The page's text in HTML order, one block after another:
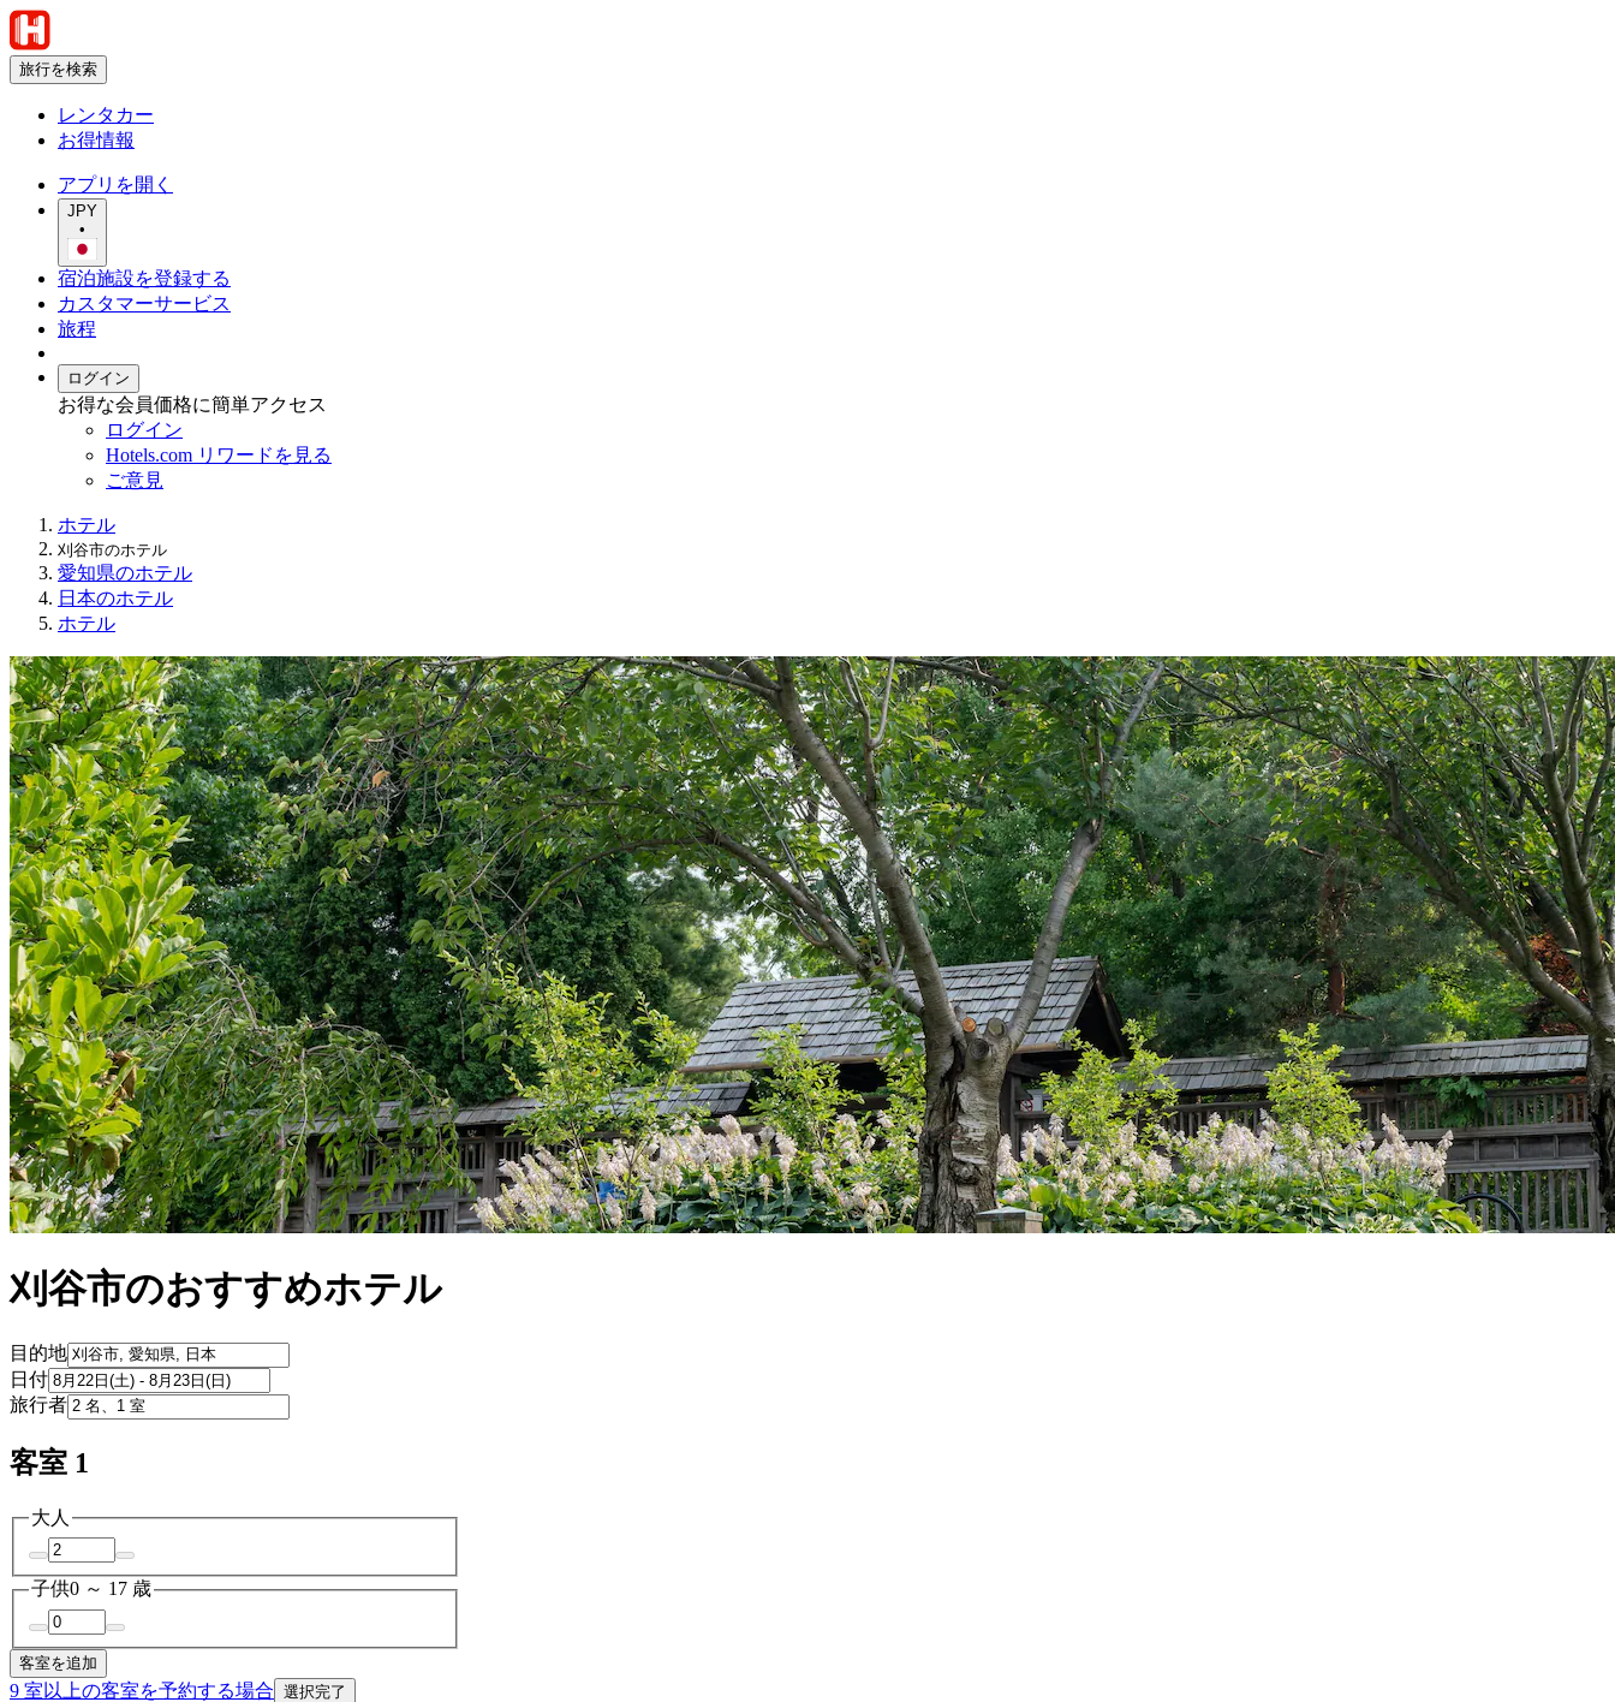
旅行を検索
レンタカー
お得情報
アプリを開く
JPY
•
宿泊施設を登録する
カスタマーサービス
旅程
ログイン
お得な会員価格に簡単アクセス
ログイン
Hotels.com リワードを見る
ご意見
ホテル
刈谷市のホテル
愛知県のホテル
日本のホテル
ホテル
刈谷市のおすすめホテル
目的地
日付
旅行者
客室 1
大人
子供0 ～ 17 歳
客室を追加
9 室以上の客室を予約する場合 選択完了